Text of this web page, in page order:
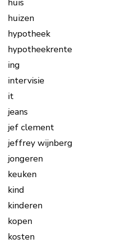
huizen
hypotheek
hypotheekrente
ing
intervisie
it
jeans
jef clement
jeffrey wijnberg
jongeren
keuken
kind
kinderen
kopen
kosten